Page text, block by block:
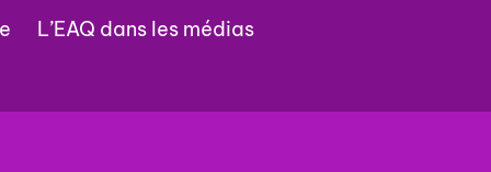
L’EAQ dans les médias